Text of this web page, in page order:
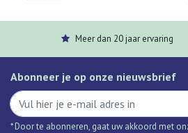
Meer dan 20 jaar ervaring
Abonneer je op onze nieuwsbrief
* Door te abonneren, gaat uw akkoord met